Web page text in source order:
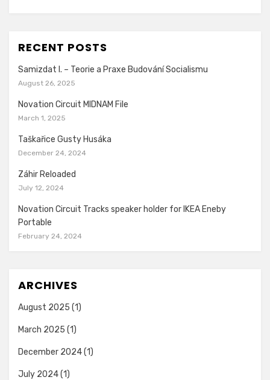
RECENT POSTS
Samizdat I. – Teorie a Praxe Budování Socialismu
August 26, 2025
Novation Circuit MIDNAM File
March 1, 2025
Taškařice Gusty Husáka
December 24, 2024
Záhir Reloaded
July 12, 2024
Novation Circuit Tracks speaker holder for IKEA Eneby
Portable
February 24, 2024
ARCHIVES
August 2025 (1)
March 2025 (1)
December 2024(1)
July 2024(1)